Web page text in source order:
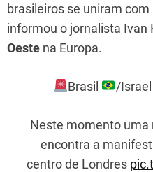
brasileiros se uniram
informou o jornalista Ivan
Oeste na Europa.
Brasil /Israel
Neste momento uma
encontra a
centro de Londres